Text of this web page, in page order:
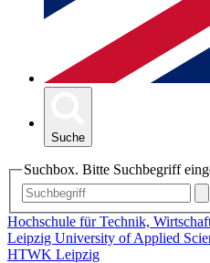
Suche
Suchbox. Bitte Suchbegriff
Hochschule für Technik,
Leipzig University of Applied
HTWK Leipzig